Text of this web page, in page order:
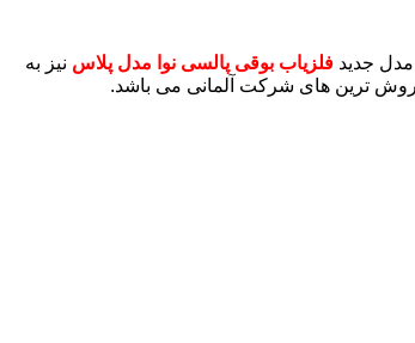
جدید فلزیاب بوقی پالسی نوا مدل پلاس نیز به
ترین های شرکت آلمانی می باشد.